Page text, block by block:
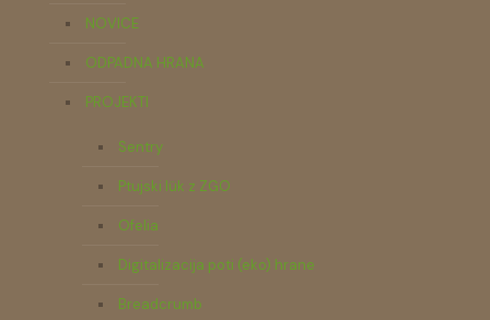
NOVICE
ODPADNA HRANA
PROJEKTI
Sentry
Ptujski lük z ZGO
Ofelia
Digitalizacija poti (eko) hrane
Breadcrumb